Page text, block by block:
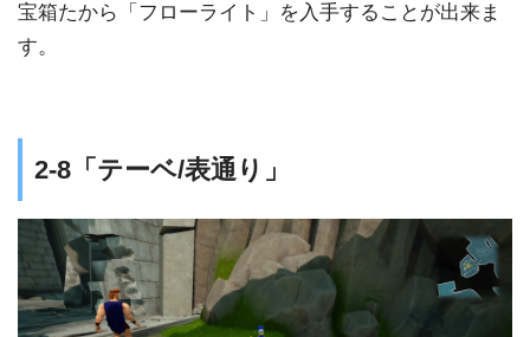
宝箱たから「フローライト」を入手することが出来ま
す。
2-8「テーベ/表通り」